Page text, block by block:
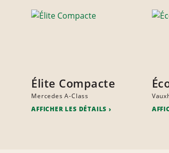
Élite Compacte
Mercedes A-Class
AFFICHER LES DÉTAILS